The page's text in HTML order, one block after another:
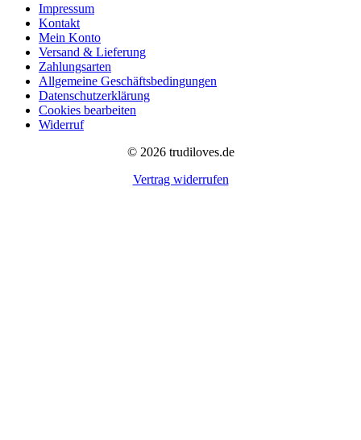
Impressum
Kontakt
Mein Konto
Versand & Lieferung
Zahlungsarten
Allgemeine Geschäftsbedingungen
Datenschutzerklärung
Cookies bearbeiten
Widerruf
© 2026 trudiloves.de
Vertrag widerrufen